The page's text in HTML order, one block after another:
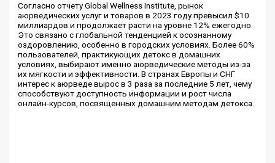
Согласно отчету Global Wellness Institute, рынок
аюрведических услуг и товаров в 2023 году превысил $10
миллиардов и продолжает расти на уровне 12% ежегодно.
Это связано с глобальной тенденцией к осознанному
оздоровлению, особенно в городских условиях. Более 60%
пользователей, практикующих детокс в домашних
условиях, выбирают именно аюрведические методы из-за
их мягкости и эффективности. В странах Европы и СНГ
интерес к аюрведе вырос в 3 раза за последние 5 лет, чему
способствуют доступность информации и рост числа
онлайн-курсов, посвященных домашним методам детокса.